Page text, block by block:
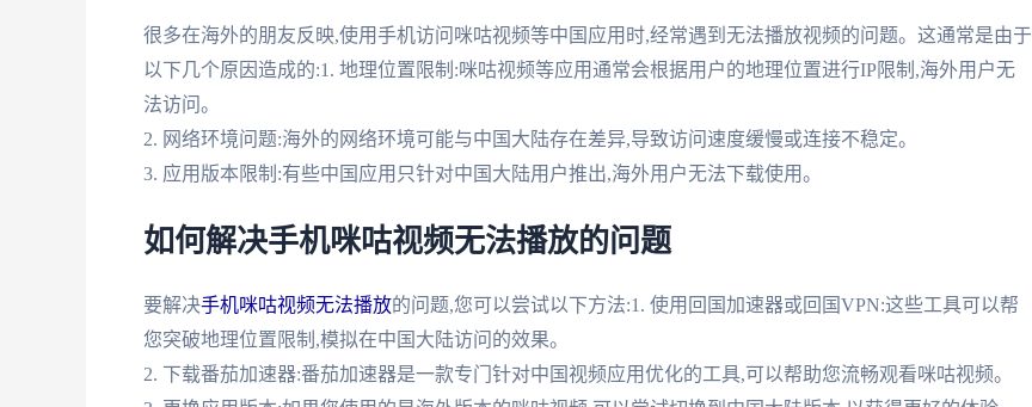
很多在海外的朋友反映,使用手机访问咪咕视频等中国应用时,经常遇到无法播放视频的问题。这通常是由于
以下几个原因造成的:1. 地理位置限制:咪咕视频等应用通常会根据用户的地理位置进行IP限制,海外用户无
法访问。
2. 网络环境问题:海外的网络环境可能与中国大陆存在差异,导致访问速度缓慢或连接不稳定。
3. 应用版本限制:有些中国应用只针对中国大陆用户推出,海外用户无法下载使用。
如何解决手机咪咕视频无法播放的问题
要解决手机咪咕视频无法播放的问题,您可以尝试以下方法:1. 使用回国加速器或回国VPN:这些工具可以帮
您突破地理位置限制,模拟在中国大陆访问的效果。
2. 下载番茄加速器:番茄加速器是一款专门针对中国视频应用优化的工具,可以帮助您流畅观看咪咕视频。